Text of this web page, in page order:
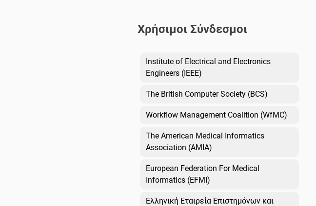
Χρήσιμοι Σύνδεσμοι
Institute of Electrical and Electronics
Engineers (IEEE)
The British Computer Society (BCS)
Workflow Management Coalition (WfMC)
The American Medical Informatics
Association (AMIA)
European Federation For Medical
Informatics (EFMI)
Ελληνική Εταιρεία Επιστημόνων και